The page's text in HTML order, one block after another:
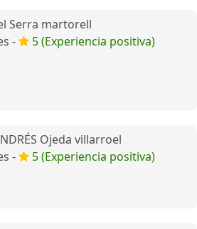
Serra martorell
-
5 (Experiencia positiva)
Ojeda villarroel
-
5 (Experiencia positiva)